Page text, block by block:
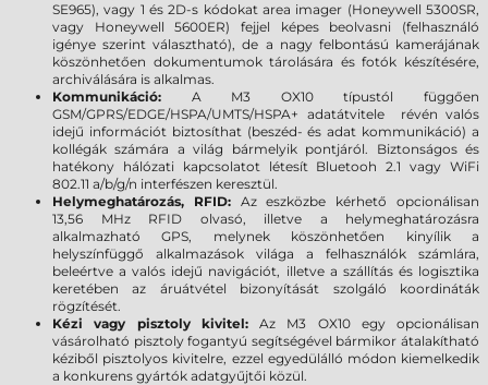
SE965), vagy 1 és 2D-s kódokat area imager (Honeywell 5300SR,
vagy Honeywell 5600ER) fejjel képes beolvasni (felhasználó
igénye szerint választható), de a nagy felbontású kamerájának
köszönhetően dokumentumok tárolására és fotók készítésére,
archiválására is alkalmas.
Kommunikáció: A M3 OX10 típustól függően
GSM/GPRS/EDGE/HSPA/UMTS/HSPA+ adatátvitele révén valós
idejű információt biztosíthat (beszéd- és adat kommunikáció) a
kollégák számára a világ bármelyik pontjáról. Biztonságos és
hatékony hálózati kapcsolatot létesít Bluetooh 2.1 vagy WiFi
802.11 a/b/g/n interfészen keresztül.
Helymeghatározás, RFID: Az eszközbe kérhető opcionálisan
13,56 MHz RFID olvasó, illetve a helymeghatározásra
alkalmazható GPS, melynek köszönhetően kinyílik a
helyszínfüggő alkalmazások világa a felhasználók számlára,
beleértve a valós idejű navigációt, illetve a szállítás és logisztika
keretében az áruátvétel bizonyítását szolgáló koordináták
rögzítését.
Kézi vagy pisztoly kivitel: Az M3 OX10 egy opcionálisan
vásárolható pisztoly fogantyú segítségével bármikor átalakítható
kéziből pisztolyos kivitelre, ezzel egyedülálló módon kiemelkedik
a konkurens gyártók adatgyűjtői közül.